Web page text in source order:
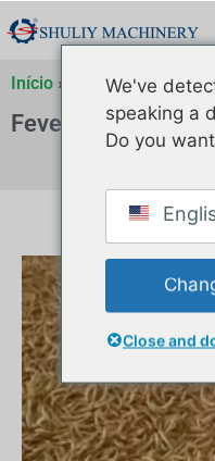
Início » Arquivos para»
Fevereiro 14, 2025
We've
speaking a
Do you
Close and